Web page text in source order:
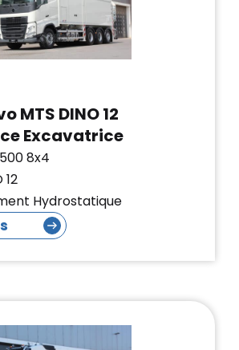
MTS DINO 12
Excavatrice
8x4
12
Hydrostatique